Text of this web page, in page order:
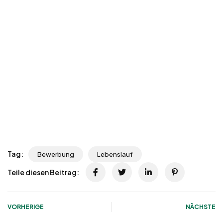
Tag: Bewerbung Lebenslauf
Teile diesen Beitrag:
VORHERIGE NÄCHSTE